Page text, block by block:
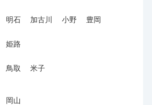
明石 加古川 小野 豊岡
姫路
鳥取 米子
岡山